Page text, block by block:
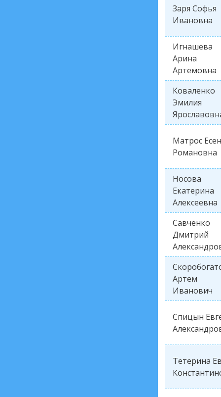
Заря Софья
Ивановна
Игнашева
Арина
Артемовна
Коваленко
Эмилия
Матрос
Романовна
Носова
Екатерина
Алексеевна
Савченко
Дмитрий
Артем
Иванович
Спицын
Тетерина